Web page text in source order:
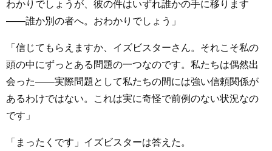
わかりでしょうが、彼の件はいずれ誰かの手に移ります
――誰か別の者へ。おわかりでしょう」
「信じてもらえますか、イズビスターさん。それこそ私の
頭の中にずっとある問題の一つなのです。私たちは偶然出
会った――実際問題として私たちの間には強い信頼関係が
あるわけではない。これは実に奇怪で前例のない状況なの
です」
「まったくです」イズビスターは答えた。